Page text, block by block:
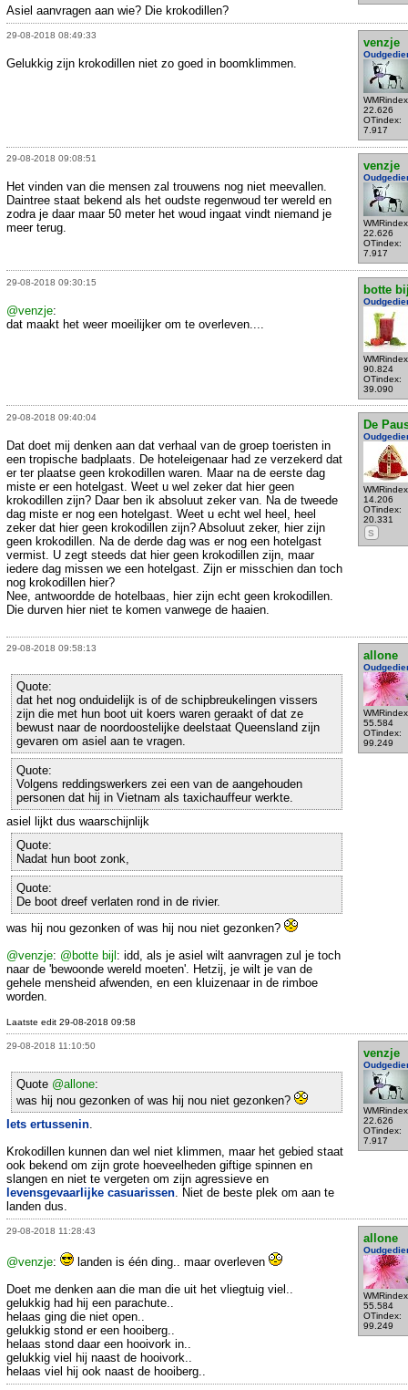
Asiel aanvragen aan wie? Die krokodillen?
29-08-2018 08:49:33
venzje
22.626
OTindex:
7.917
Gelukkig zijn krokodillen niet zo goed in boomklimmen.
29-08-2018 09:08:51
venzje
22.626
OTindex:
7.917
Het vinden van die mensen zal trouwens nog niet meevallen.
Daintree staat bekend als het oudste regenwoud ter wereld en
zodra je daar maar 50 meter het woud ingaat vindt niemand je
meer terug.
29-08-2018 09:30:15
botte
90.824
OTindex:
39.090
@venzje:
dat maakt het weer moeilijker om te overleven....
29-08-2018 09:40:04
De
14.206
OTindex:
20.331
S
Dat doet mij denken aan dat verhaal van de groep toeristen in
een tropische badplaats. De hoteleigenaar had ze verzekerd dat
er ter plaatse geen krokodillen waren. Maar na de eerste dag
miste er een hotelgast. Weet u wel zeker dat hier geen
krokodillen zijn? Daar ben ik absoluut zeker van. Na de tweede
dag miste er nog een hotelgast. Weet u echt wel heel, heel
zeker dat hier geen krokodillen zijn? Absoluut zeker, hier zijn
geen krokodillen. Na de derde dag was er nog een hotelgast
vermist. U zegt steeds dat hier geen krokodillen zijn, maar
iedere dag missen we een hotelgast. Zijn er misschien dan toch
nog krokodillen hier?
Nee, antwoordde de hotelbaas, hier zijn echt geen krokodillen.
Die durven hier niet te komen vanwege de haaien.
29-08-2018 09:58:13
allone
55.584
OTindex:
99.249
Quote:
dat het nog onduidelijk is of de schipbreukelingen vissers
zijn die met hun boot uit koers waren geraakt of dat ze
bewust naar de noordoostelijke deelstaat Queensland zijn
gevaren om asiel aan te vragen.
Quote:
Volgens reddingswerkers zei een van de aangehouden
personen dat hij in Vietnam als taxichauffeur werkte.
asiel lijkt dus waarschijnlijk
Quote:
Nadat hun boot zonk,
Quote:
De boot dreef verlaten rond in de rivier.
was hij nou gezonken of was hij nou niet gezonken?
@venzje: @botte bijl : idd, als je asiel wilt aanvragen zul je toch
naar de 'bewoonde wereld moeten'. Hetzij, je wilt je van de
gehele mensheid afwenden, en een kluizenaar in de rimboe
worden.
Laatste edit 29-08-2018 09:58
29-08-2018 11:10:50
venzje
22.626
OTindex:
7.917
Quote @allone:
was hij nou gezonken of was hij nou niet gezonken?
Iets ertussenin
Krokodillen kunnen dan wel niet klimmen, maar het gebied staat
ook bekend om zijn grote hoeveelheden giftige spinnen en
slangen en niet te vergeten om zijn agressieve en
levensgevaarlijke casuarissen . Niet de beste plek om aan te
landen dus.
29-08-2018 11:28:43
allone
55.584
OTindex:
99.249
@venzje:
landen is één ding.. maar overleven
Doet me denken aan die man die uit het vliegtuig viel..
gelukkig had hij een parachute..
helaas ging die niet open..
gelukkig stond er een hooiberg..
helaas stond daar een hooivork in..
gelukkig viel hij naast de hooivork..
helaas viel hij ook naast de hooiberg..